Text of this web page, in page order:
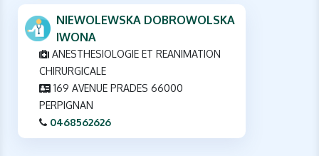
NIEWOLEWSKA DOBROWOLSKA
IWONA
ANESTHESIOLOGIE ET REANIMATION
CHIRURGICALE
169 AVENUE PRADES 66000
PERPIGNAN
0468562626